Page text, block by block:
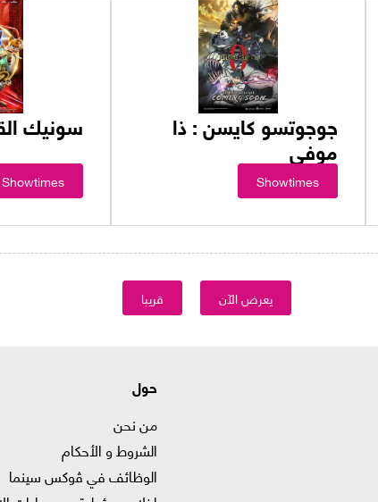
جوجوتسو كايسن : ذا
موفي
Showtimes
سونيك
Showtimes
يعرض الآن قريبا
حول
من نحن
الشروط و الأحكام
الوظائف في ﭬوكس سينما